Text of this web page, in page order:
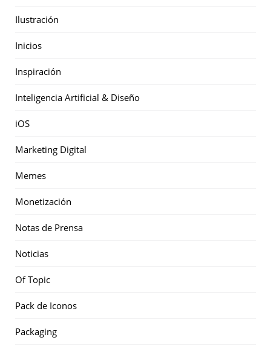
Ilustración
Inicios
Inspiración
Inteligencia Artificial & Diseño
iOS
Marketing Digital
Memes
Monetización
Notas de Prensa
Noticias
Of Topic
Pack de Iconos
Packaging